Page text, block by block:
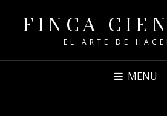
FINCA
EL ARTE DE
MENU